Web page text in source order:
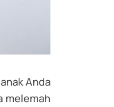
Anda
melemah